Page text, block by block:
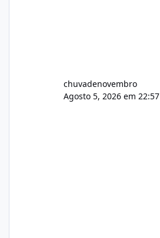
chuvadenovembro
Agosto 5, 2026 em 22:57